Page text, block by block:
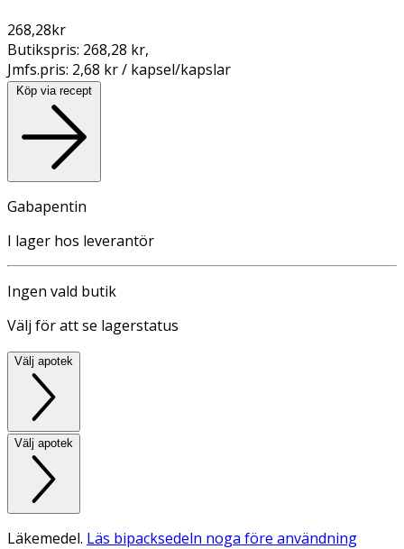
268,28kr
Butikspris: 268,28 kr,
Jmfs.pris: 2,68 kr / kapsel/kapslar
Köp via recept
Gabapentin
I lager hos leverantör
Ingen vald butik
Välj för att se lagerstatus
Välj apotek
Välj apotek
Läkemedel. Läs bipacksedeln noga före användning